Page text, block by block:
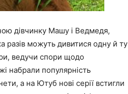
дівчинку Машу і Ведмедя,
разів можуть дивитися одну й ту
ведучи спори щодо
набрали популярність
а на Ютуб нові серії встигли